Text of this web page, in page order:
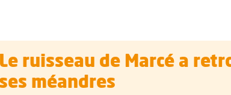
Le ruisseau de Marcé a
ses méandres